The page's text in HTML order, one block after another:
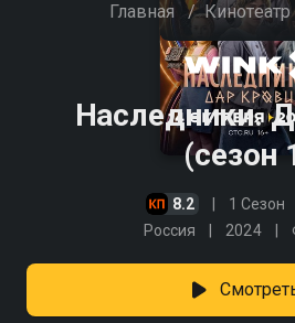
Главная / Кинотеатр
Наследники.
(сезон
8.2 1 Сезон
Россия 2024